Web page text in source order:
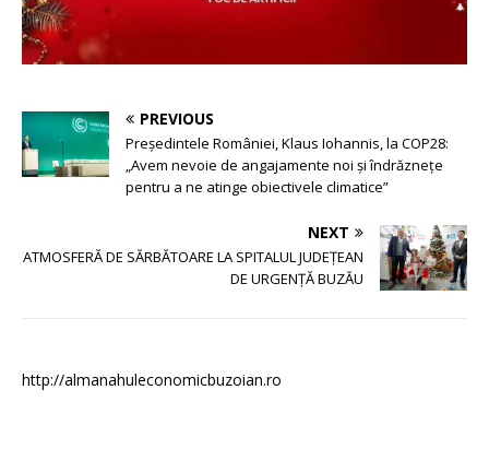
PREVIOUS
Președintele României, Klaus Iohannis, la COP28:
„Avem nevoie de angajamente noi și îndrăznețe
pentru a ne atinge obiectivele climatice”
NEXT
ATMOSFERĂ DE SĂRBĂTOARE LA SPITALUL JUDEȚEAN
DE URGENȚĂ BUZĂU
http://almanahuleconomicbuzoian.ro